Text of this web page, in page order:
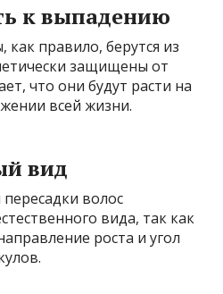
к выпадению
правило, берутся из
защищены от
что они будут расти на
всей жизни.
вид
волос
вида, так как
роста и угол